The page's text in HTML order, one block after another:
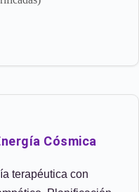
Cósmica
terapéutica con